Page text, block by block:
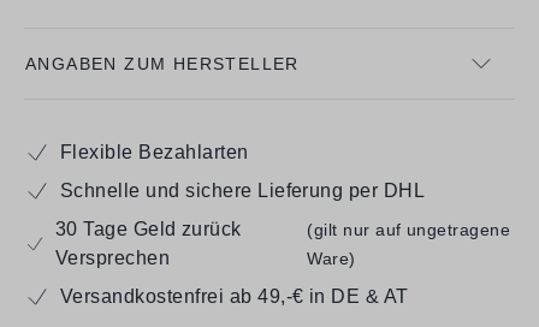
ANGABEN ZUM HERSTELLER
Flexible Bezahlarten
Schnelle und sichere Lieferung per DHL
30 Tage Geld zurück
Versprechen
(gilt nur auf ungetragene
Ware)
Versandkostenfrei ab 49,-€ in DE & AT